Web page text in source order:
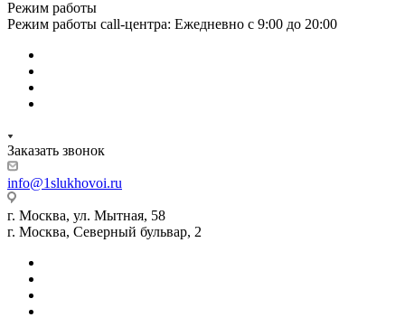
Режим работы
Режим работы call-центра: Ежедневно с 9:00 до 20:00
Заказать звонок
info@1slukhovoi.ru
г. Москва, ул. Мытная, 58
г. Москва, Северный бульвар, 2